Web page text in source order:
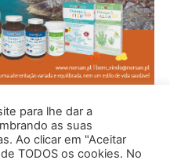
para lhe dar a
as suas
Ao clicar em "Aceitar
TODOS os cookies. No